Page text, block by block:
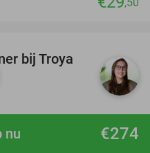
€274
nu
36%
bij Troya
8.1star
€21,95